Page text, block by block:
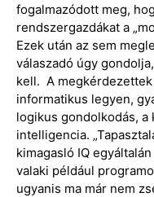
fogalmazódott meg,
rendszergazdákat a
Ezek után az sem
válaszadó úgy
kell. A
informatikus legyen,
logikus gondolkodás, a
intelligencia.
kimagasló IQ
valaki például
ugyanis ma már nem